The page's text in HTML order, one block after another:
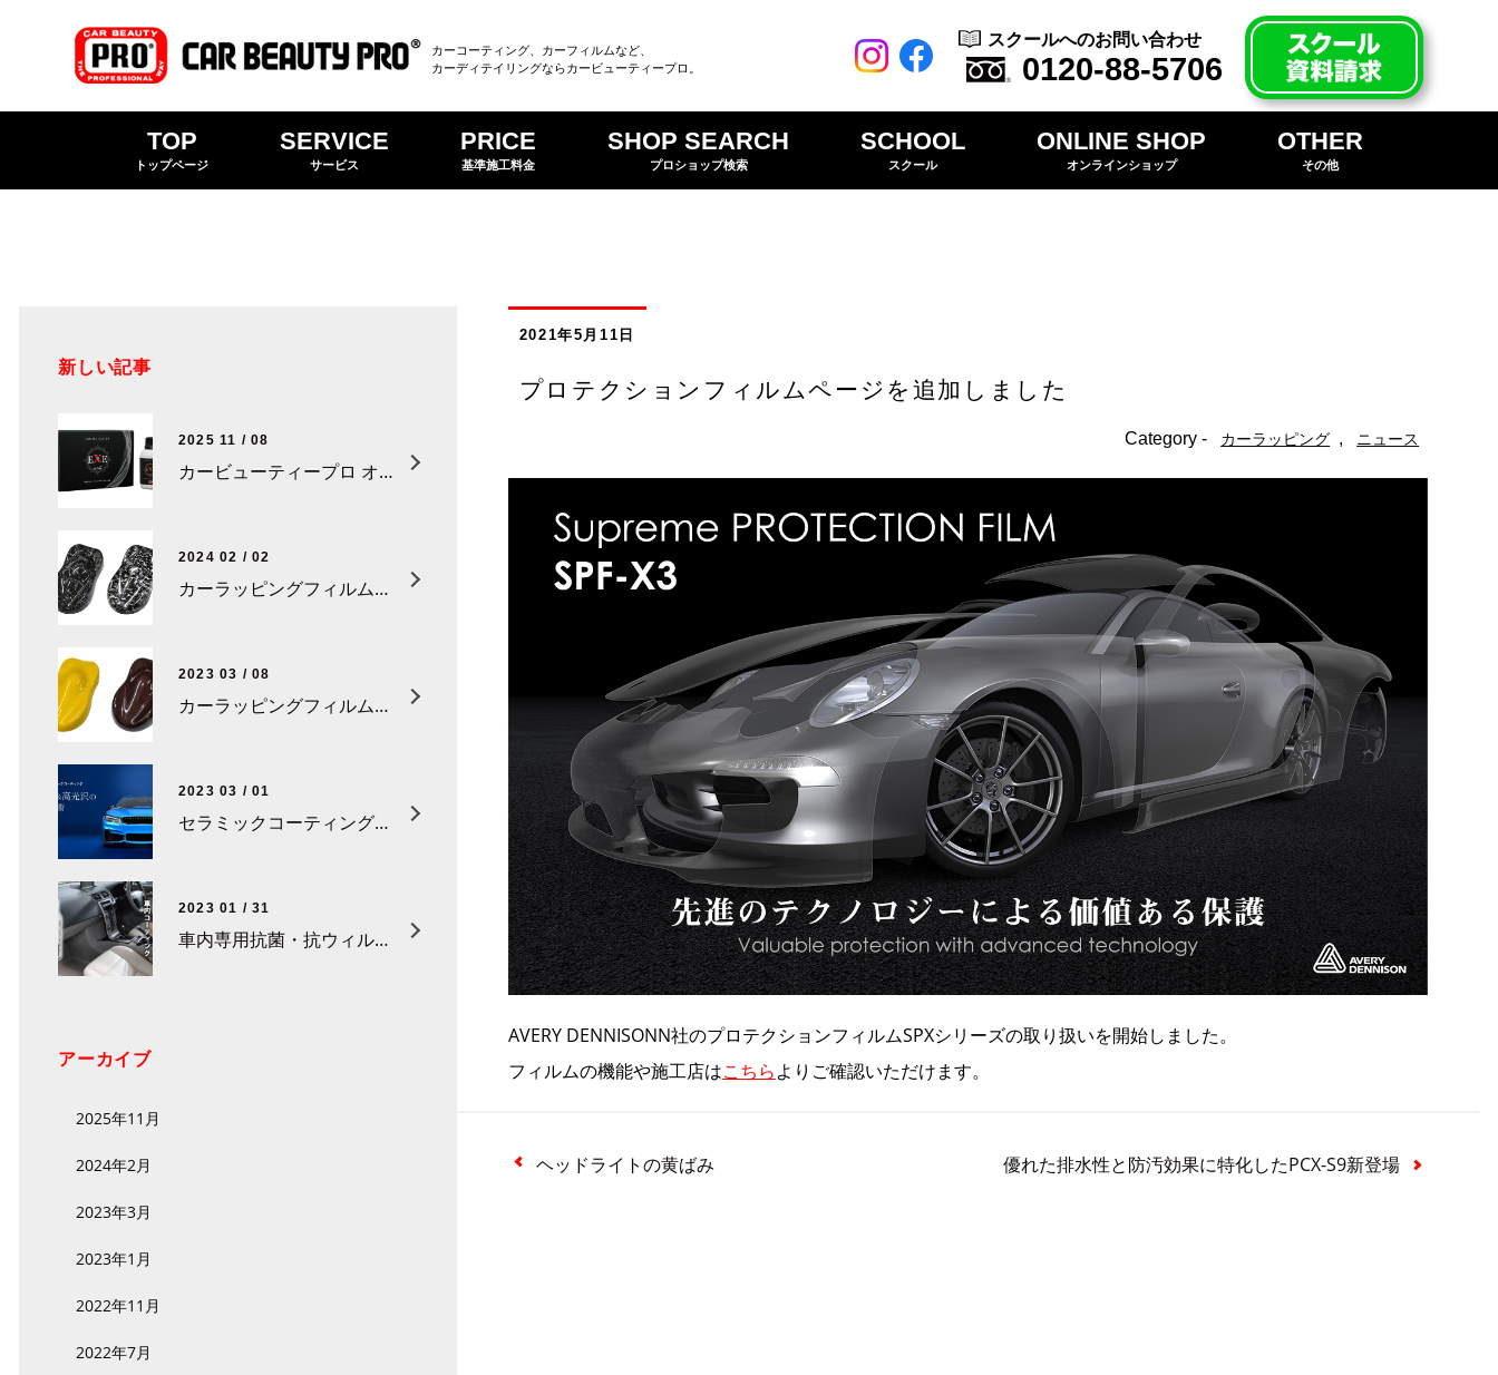
カーコーティング、カーフィルムなど、
カーディテイリングならカービューティープロ。
スクールへのお問い合わせ
0120-88-5706
TOP
トップページ
SERVICE
サービス
PRICE
基準施工料金
SHOP SEARCH
プロショップ検索
SCHOOL
スクール
ONLINE SHOP
オンラインショップ
OTHER
その他
2021年5月11日
プロテクションフィルムページを追加しました
Category - カーラッピング , ニュース
AVERY DENNISONN社のプロテクションフィルムSPXシリーズの取り扱いを開始しました。
フィルムの機能や施工店はこちらよりご確認いただけます。
ヘッドライトの黄ばみ 優れた排水性と防汚効果に特化したPCX-S9新登場
新しい記事
2025 11 / 08
カービューティープロ オリジナルセラミックコーティング「EXE-zero7」新登場
2024 02 / 02
カーラッピングフィルム「フォージドカーボン」シリーズが登場。
2023 03 / 08
カーラッピングフィルム「ハイグロスカーボンR」さらに新色追加！
2023 03 / 01
セラミックコーティング新登場！
2023 01 / 31
車内専用抗菌・抗ウィルスコーティング「CS-P10 カーリフレッシュプロ」新登場！
アーカイブ
2025年11月
2024年2月
2023年3月
2023年1月
2022年11月
2022年7月